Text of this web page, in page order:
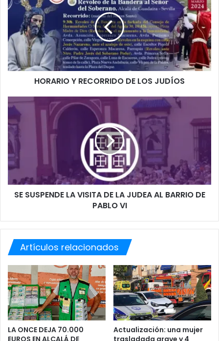
R
I
O
Y
R
O
R
D
O
D
L
O
S
HORARIO Y RECORRIDO DE LOS JUDÍOS
S
S
U
S
P
E
D
S
I
T
A
D
E
L
A
J
U
SE SUSPENDE LA VISITA DE LA JUDEA AL BARRIO DE
PABLO VI
Artículos relacionados
LA ONCE DEJA 70.000
EUROS EN ALCALÁ DE
Actualización: una mujer
trasladada grave y 4